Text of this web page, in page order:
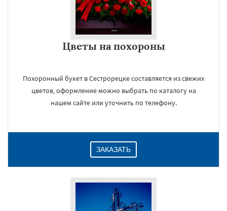
Цветы на похороны
Похоронный букет в Сестрорецке составляется из свежих
цветов, оформление можно выбрать по каталогу на
нашем сайте или уточнить по телефону.
ЗАКАЗАТЬ